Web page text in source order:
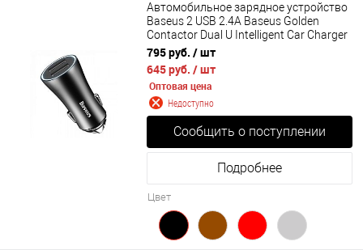
Автомобильное зарядное устройство
Baseus 2 USB 2.4A Baseus Golden
Contactor Dual U Intelligent Car Charger
(CCALL-DZ01)
795 руб. / шт
645 руб. / шт
Оптовая цена
Недоступно
Сообщить о поступлении
Подробнее
Цвет